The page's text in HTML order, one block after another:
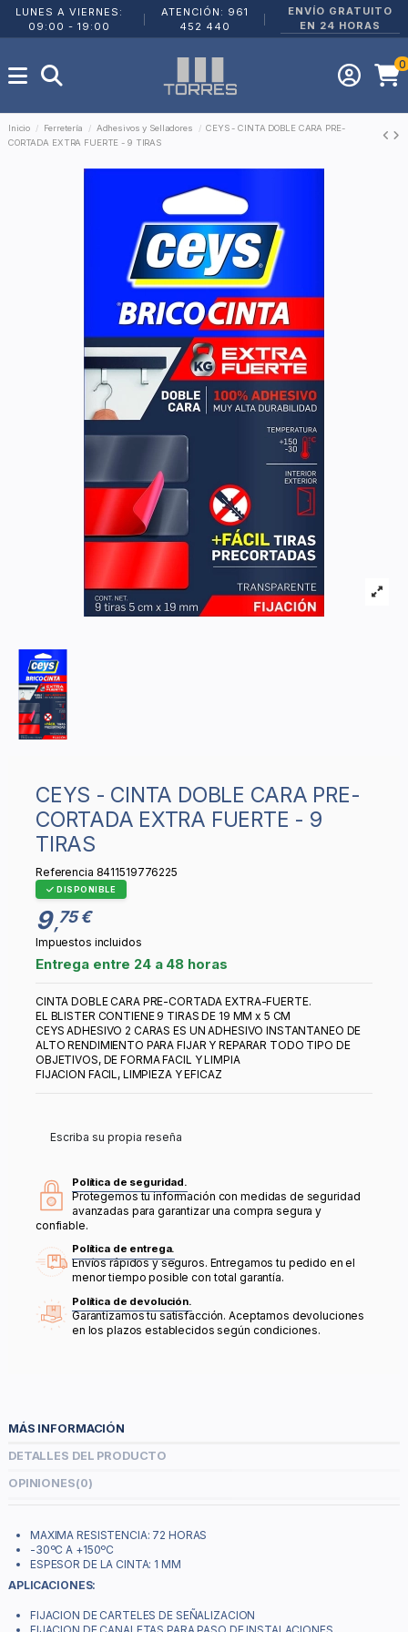
LUNES A VIERNES:
09:00 - 19:00
ATENCIÓN: 961
452 440
ENVÍO GRATUITO
EN 24 HORAS
0
Inicio Ferretería Adhesivos y Selladores
CEYS - CINTA DOBLE CARA PRE-
CORTADA EXTRA FUERTE - 9 TIRAS
CEYS - CINTA DOBLE CARA PRE-
CORTADA EXTRA FUERTE - 9
TIRAS
Referencia 8411519776225
DISPONIBLE
9,75 €
Impuestos incluidos
Entrega entre 24 a 48 horas
CINTA DOBLE CARA PRE-CORTADA EXTRA-FUERTE.
EL BLISTER CONTIENE 9 TIRAS DE 19 MM x 5 CM
CEYS ADHESIVO 2 CARAS ES UN ADHESIVO INSTANTANEO DE
ALTO RENDIMIENTO PARA FIJAR Y REPARAR TODO TIPO DE
OBJETIVOS, DE FORMA FACIL Y LIMPIA
FIJACION FACIL, LIMPIEZA Y EFICAZ
Escriba su propia reseña
Política de seguridad.
Protegemos tu información con medidas de seguridad
avanzadas para garantizar una compra segura y
confiable.
Política de entrega.
Envíos rápidos y seguros. Entregamos tu pedido en el
menor tiempo posible con total garantía.
Política de devolución.
Garantizamos tu satisfacción. Aceptamos devoluciones
en los plazos establecidos según condiciones.
MÁS INFORMACIÓN
DETALLES DEL PRODUCTO
OPINIONES(0)
MAXIMA RESISTENCIA: 72 HORAS
-30ºC A +150ºC
ESPESOR DE LA CINTA: 1 MM
APLICACIONES:
FIJACION DE CARTELES DE SEÑALIZACION